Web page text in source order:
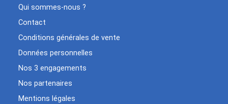
Qui sommes-nous ?
Contact
Conditions générales de vente
Données personnelles
Nos 3 engagements
Nos partenaires
Mentions légales